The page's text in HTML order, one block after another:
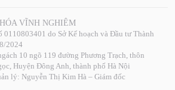
VĨNH NGHIÊM
do Sở Kế hoạch và Đầu tư Thành
2024
10 ngõ 119 đường Phương Trạch, thôn
Huyện Đông Anh, thành phố Hà Nội
lý: Nguyễn Thị Kim Hà – Giám đốc